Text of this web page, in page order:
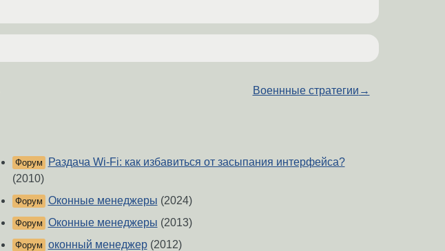
Военнные стратегии →
Форум
Раздача Wi-Fi: как избавиться от засыпания интерфейса?
(2010)
Форум Оконные менеджеры (2024)
Форум Оконные менеджеры (2013)
Форум оконный менеджер(2012)